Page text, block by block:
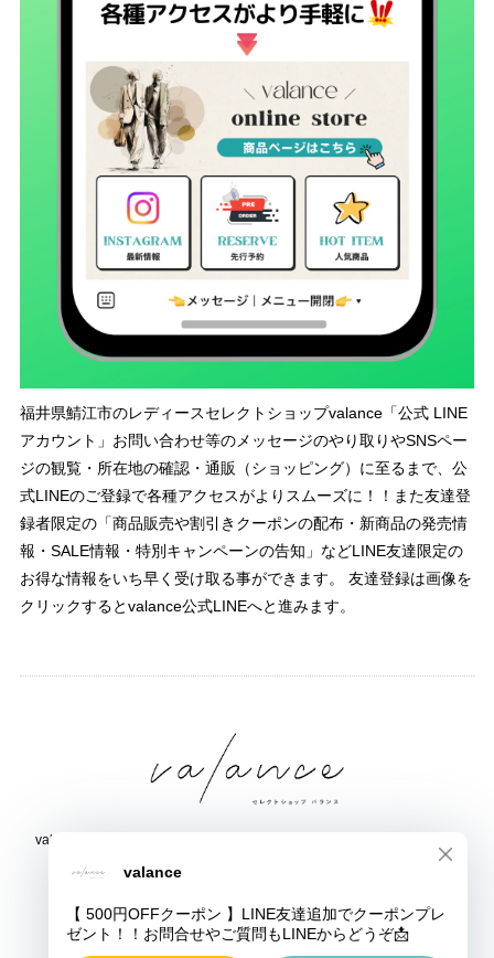
福井県鯖江市のレディースセレクトショップvalance「公式 LINE
アカウント」お問い合わせ等のメッセージのやり取りやSNSペー
ジの観覧・所在地の確認・通販（ショッピング）に至るまで、公
式LINEのご登録で各種アクセスがよりスムーズに！！また友達登
録者限定の「商品販売や割引きクーポンの配布・新商品の発売情
報・SALE情報・特別キャンペーンの告知」などLINE友達限定の
お得な情報をいち早く受け取る事ができます。 友達登録は画像を
クリックするとvalance公式LINEへと進みます。
valance 福井｜レディース セレクトショップ｜ファッション通販サイト
福井県鯖江市三六町1丁目1507